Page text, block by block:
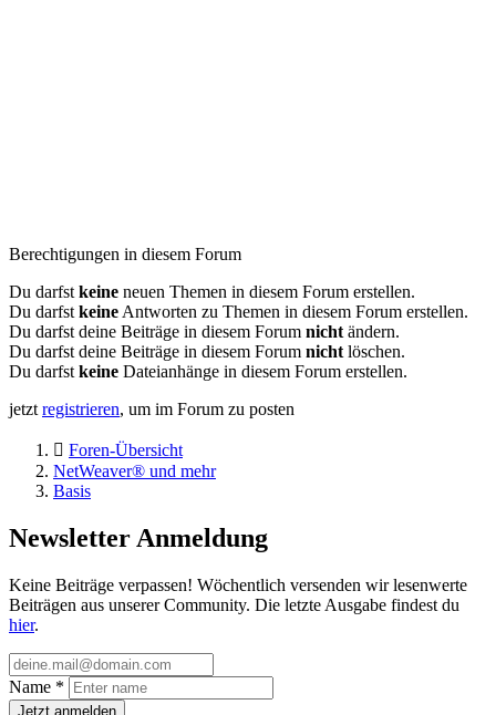
Berechtigungen in diesem Forum
Du darfst keine neuen Themen in diesem Forum erstellen.
Du darfst keine Antworten zu Themen in diesem Forum erstellen.
Du darfst deine Beiträge in diesem Forum nicht ändern.
Du darfst deine Beiträge in diesem Forum nicht löschen.
Du darfst keine Dateianhänge in diesem Forum erstellen.
jetzt registrieren, um im Forum zu posten
Foren-Übersicht
NetWeaver® und mehr
Basis
Newsletter Anmeldung
Keine Beiträge verpassen! Wöchentlich versenden wir lesenwerte
Beiträgen aus unserer Community. Die letzte Ausgabe findest du
hier.
Name *
Jetzt anmelden